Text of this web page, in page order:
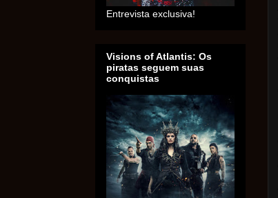
Entrevista exclusiva!
Visions of Atlantis: Os
piratas seguem suas
conquistas